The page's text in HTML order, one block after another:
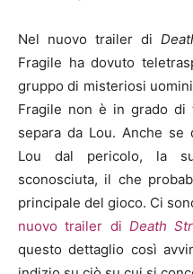
Nel nuovo trailer di
Fragile ha dovuto
gruppo di misteriosi
Fragile non è in grado di
separa da Lou. Anche se
Lou dal pericolo, la
sconosciuta, il che
principale del gioco. Ci
nuovo trailer di Death
questo dettaglio così